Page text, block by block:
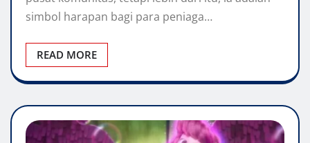
simbol harapan bagi para peniaga…
READ MORE